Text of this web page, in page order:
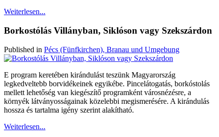
Weiterlesen...
Borkostólás Villányban, Siklóson vagy Szekszárdon
Published in Pécs (Fünfkirchen), Branau und Umgebung
E program keretében kirándulást teszünk Magyarország
legkedveltebb borvidékeinek egyikébe. Pincelátogatás, borkóstolás
mellett lehetőség van kiegészítő programként városnézésre, a
környék látványosságainak közelebbi megismerésére. A kirándulás
hossza és tartalma igény szerint alakítható.
Weiterlesen...